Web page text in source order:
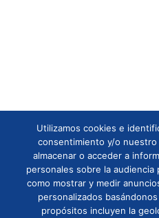
Utilizamos cookies e
consentimiento y/o
almacenar o acceder a
personales sobre la
como mostrar y medir
personalizados
propósitos incluyen la